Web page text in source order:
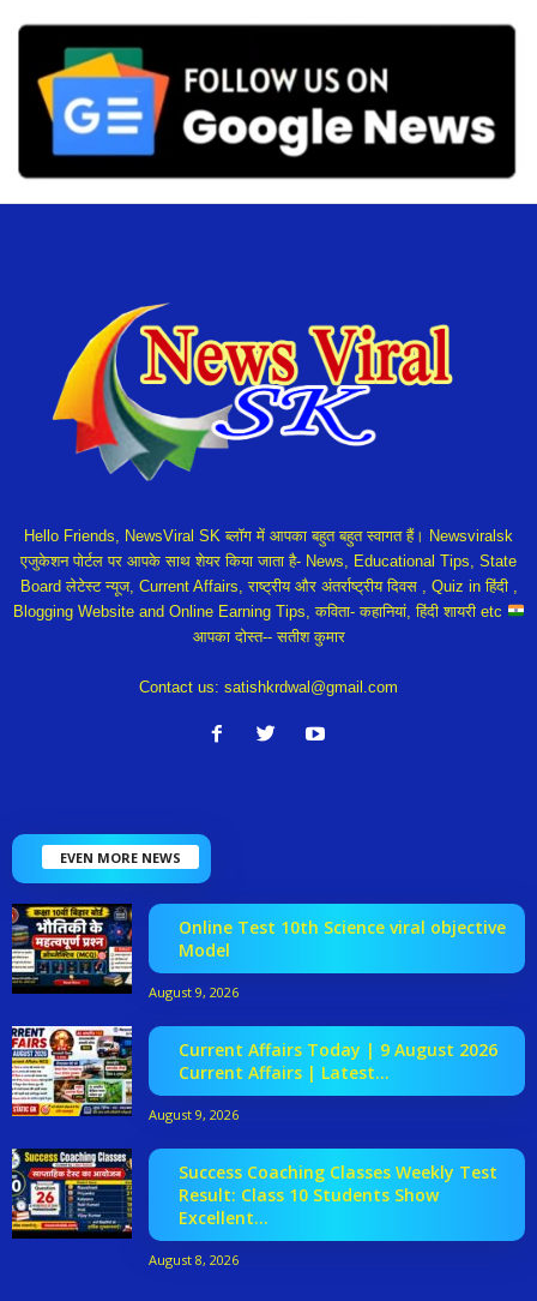
Hello Friends, NewsViral SK ब्लॉग में आपका बहुत बहुत स्वागत हैं। Newsviralsk
एजुकेशन पोर्टल पर आपके साथ शेयर किया जाता है- News, Educational Tips, State
Board लेटेस्ट न्यूज, Current Affairs, राष्ट्रीय और अंतर्राष्ट्रीय दिवस , Quiz in हिंदी ,
Blogging Website and Online Earning Tips, कविता- कहानियां, हिंदी शायरी etc
आपका दोस्त-- सतीश कुमार
Contact us: satishkrdwal@gmail.com
EVEN MORE NEWS
Online Test 10th Science viral objective
Model
August 9, 2026
Current Affairs Today | 9 August 2026
Current Affairs | Latest...
August 9, 2026
Success Coaching Classes Weekly Test
Result: Class 10 Students Show
Excellent...
August 8, 2026